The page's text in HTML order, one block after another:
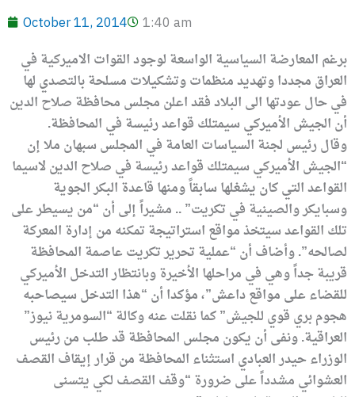
October 11, 2014 1:40 am
برغم المعارضة السياسية الواسعة لوجود القوات الاميركية في
العراق مجددا وتهديد منظمات وتشكيلات مسلحة بالتصدي لها
في حال عودتها الى البلاد فقد اعلن مجلس محافظة صلاح الدين
أن الجيش الأميركي سيمتلك قواعد رئيسة في المحافظة.
وقال رئيس لجنة السياسات العامة في المجلس سبهان ملا إن
“الجيش الأميركي سيمتلك قواعد رئيسة في صلاح الدين لاسيما
القواعد التي كان يشغلها سابقاً ومنها قاعدة البكر الجوية
وسبايكر والصينية في تكريت” .. مشيراً إلى أن “من يسيطر على
تلك القواعد سيتخذ مواقع استراتيجة تمكنه من إدارة المعركة
لصالحه”. وأضاف أن “عملية تحرير تكريت عاصمة المحافظة
قريبة جداً وهي في مراحلها الأخيرة وبانتظار التدخل الأميركي
للقضاء على مواقع داعش”، مؤكدا أن “هذا التدخل سيصاحبه
هجوم بري قوي للجيش” كما نقلت عنه وكالة “السومرية نيوز”
العراقية. ونفى أن يكون مجلس المحافظة قد طلب من رئيس
الوزراء حيدر العبادي استثناء المحافظة من قرار إيقاف القصف
العشوائي مشدداً على ضرورة “وقف القصف لكي يتسنى